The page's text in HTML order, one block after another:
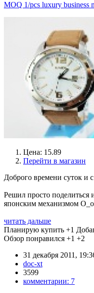
MOQ 1/pcs luxury business
Цена: 15.89
Перейти в магазин
Доброго времени суток и
Решил просто поделиться
японским механизмом О_о
читать дальше
Планирую купить +1
Обзор понравился +1 +2
31 декабря 2011,
doc-xt
3599
комментарии: 7